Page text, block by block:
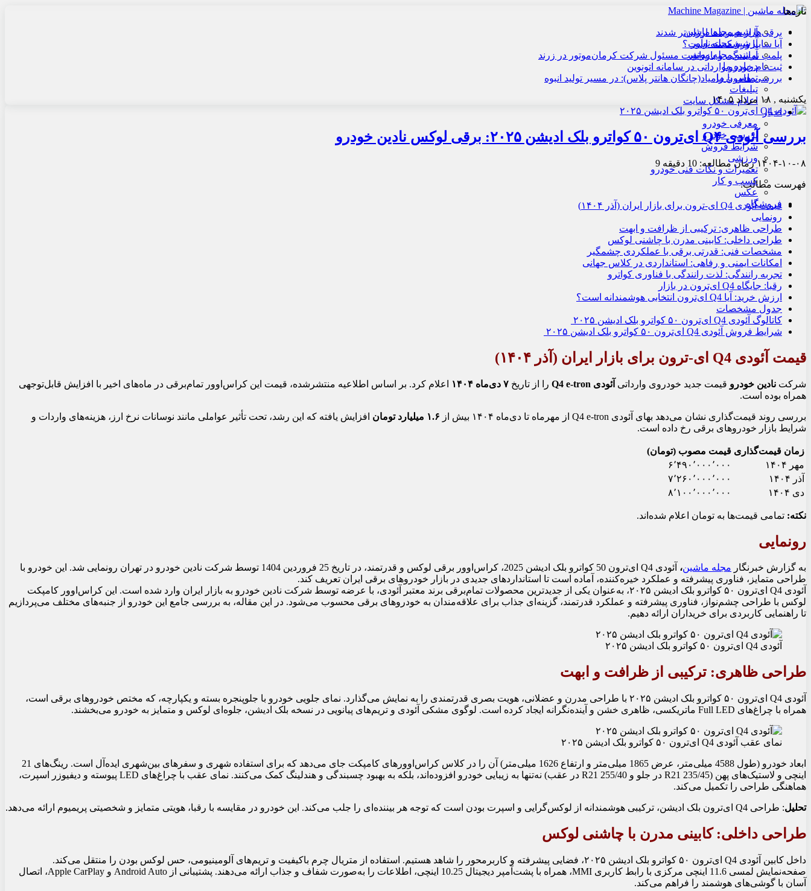
آرشیو مجله ماشین
آرشیو مجله نوآور
آرشیو مجله موتور
درباره ما
تماس با ما
تبلیغات
اعلام مشکل سایت
اخبار
معرفی خودرو
بررسی خودرو
شرایط فروش
ورزشی
تعمیرات و نکات فنی خودرو
کسب و کار
عکس
فروشگاه
تازه‌ها
برقی‌ها از هیبریدها ارزان‌تر شدند
آیا سایپا ورشکسته است؟
پلمب نمایندگی و بازداشت مسئول شرکت کرمان‌موتور در زرند
ثبت‌نام خودرو وارداتی در سامانه اتونوین
بررسی هامون زامیاد(چانگان هانتر پلاس): در مسیر تولید انبوه
یکشنبه , ۱۸ مرداد ۱۴۰۵
بررسی آئودی Q۴ ای‌ترون ۵۰ کواترو بلک ادیشن ۲۰۲۵: برقی لوکس نادین خودرو
۱۴۰۴-۱۰-۰۸زمان مطالعه: 10 دقیقه
فهرست مطالب:
قیمت‌ آئودی Q4 ای-ترون برای بازار ایران (آذر ۱۴۰۴)
رونمایی
طراحی ظاهری: ترکیبی از ظرافت و ابهت
طراحی داخلی: کابینی مدرن با چاشنی لوکس
مشخصات فنی: قدرتی برقی با عملکردی چشمگیر
امکانات ایمنی و رفاهی: استانداردی در کلاس جهانی
تجربه رانندگی: لذت رانندگی با فناوری کواترو
رقبا: جایگاه Q4 ای‌ترون در بازار
ارزش خرید: آیا Q4 ای‌ترون انتخابی هوشمندانه است؟
جدول مشخصات
کاتالوگ آئودی Q4 ای‌ترون ۵۰ کواترو بلک ادیشن ۲۰۲۵
شرایط فروش آئودی Q4 ای‌ترون ۵۰ کواترو بلک ادیشن ۲۰۲۵
قیمت‌ آئودی Q4 ای-ترون برای بازار ایران (آذر ۱۴۰۴)
شرکت نادین خودرو قیمت جدید خودروی وارداتی آئودی Q4 e-tron را از تاریخ ۷ دی‌ماه ۱۴۰۴
اعلام کرد. بر اساس اطلاعیه منتشرشده، قیمت این کراس‌اوور تمام‌برقی در ماه‌های اخیر با افزایش قابل‌توجهی
همراه بوده است.
بررسی روند قیمت‌گذاری نشان می‌دهد بهای آئودی Q4 e-tron از مهرماه تا دی‌ماه ۱۴۰۴ بیش از ۱.۶ میلیارد تومان
افزایش یافته که این رشد، تحت تأثیر عواملی مانند نوسانات نرخ ارز، هزینه‌های واردات و
شرایط بازار خودروهای برقی رخ داده است.
زمان قیمت‌گذاری قیمت مصوب (تومان)
مهر ۱۴۰۴
۶٬۴۹۰٬۰۰۰٬۰۰۰
آذر ۱۴۰۴
۷٬۲۶۰٬۰۰۰٬۰۰۰
دی ۱۴۰۴
۸٬۱۰۰٬۰۰۰٬۰۰۰
نکته: تمامی قیمت‌ها به تومان اعلام شده‌اند.
رونمایی
به گزارش خبرنگار مجله ماشین،
آئودی Q4 ای‌ترون 50 کواترو بلک ادیشن 2025، کراس‌اوور برقی لوکس و قدرتمند، در تاریخ 25 فروردین 1404 توسط شرکت نادین خودرو در تهران رونمایی شد. این خودرو با
طراحی متمایز، فناوری پیشرفته و عملکرد خیره‌کننده، آماده است تا استانداردهای جدیدی در بازار خودروهای برقی ایران تعریف کند.
آئودی Q4 ای‌ترون ۵۰ کواترو بلک ادیشن ۲۰۲۵، به‌عنوان یکی از جدیدترین محصولات تمام‌برقی برند معتبر آئودی، با عرضه توسط شرکت نادین خودرو به بازار ایران وارد شده است. این کراس‌اوور کامپکت
لوکس با طراحی چشم‌نواز، فناوری پیشرفته و عملکرد قدرتمند، گزینه‌ای جذاب برای علاقه‌مندان به خودروهای برقی محسوب می‌شود. در این مقاله، به بررسی جامع این خودرو از جنبه‌های مختلف می‌پردازیم
تا راهنمایی کاربردی برای خریداران ارائه دهیم.
آئودی Q4 ای‌ترون ۵۰ کواترو بلک ادیشن ۲۰۲۵
طراحی ظاهری: ترکیبی از ظرافت و ابهت
آئودی Q4 ای‌ترون ۵۰ کواترو بلک ادیشن ۲۰۲۵ با طراحی مدرن و عضلانی، هویت بصری قدرتمندی را به نمایش می‌گذارد. نمای جلویی خودرو با جلوپنجره بسته و یکپارچه، که مختص خودروهای برقی است،
همراه با چراغ‌های Full LED ماتریکسی، ظاهری خشن و آینده‌نگرانه ایجاد کرده است. لوگوی مشکی آئودی و تریم‌های پیانویی در نسخه بلک ادیشن، جلوه‌ای لوکس و متمایز به خودرو می‌بخشند.
نمای عقب آئودی Q4 ای‌ترون ۵۰ کواترو بلک ادیشن ۲۰۲۵
ابعاد خودرو (طول 4588 میلی‌متر، عرض 1865 میلی‌متر و ارتفاع 1626 میلی‌متر) آن را در کلاس کراس‌اوورهای کامپکت جای می‌دهد که برای استفاده شهری و سفرهای بین‌شهری ایده‌آل است. رینگ‌های 21
اینچی و لاستیک‌های پهن (235/45 R21 در جلو و 255/40 R21 در عقب) نه‌تنها به زیبایی خودرو افزوده‌اند، بلکه به بهبود چسبندگی و هندلینگ کمک می‌کنند. نمای عقب با چراغ‌های LED پیوسته و دیفیوزر اسپرت،
هماهنگی طراحی را تکمیل می‌کند.
تحلیل: طراحی Q4 ای‌ترون بلک ادیشن، ترکیبی هوشمندانه از لوکس‌گرایی و اسپرت بودن است که توجه هر بیننده‌ای را جلب می‌کند. این خودرو در مقایسه با رقبا، هویتی متمایز و شخصیتی پریمیوم ارائه می‌دهد.
طراحی داخلی: کابینی مدرن با چاشنی لوکس
داخل کابین آئودی Q4 ای‌ترون ۵۰ کواترو بلک ادیشن ۲۰۲۵، فضایی پیشرفته و کاربرمحور را شاهد هستیم. استفاده از متریال چرم باکیفیت و تریم‌های آلومینیومی، حس لوکس بودن را منتقل می‌کند.
صفحه‌نمایش لمسی 11.6 اینچی مرکزی با رابط کاربری MMI، همراه با پشت‌آمپر دیجیتال 10.25 اینچی، اطلاعات را به‌صورت شفاف و جذاب ارائه می‌دهند. پشتیبانی از Android Auto و Apple CarPlay، اتصال
آسان با گوشی‌های هوشمند را فراهم می‌کند.